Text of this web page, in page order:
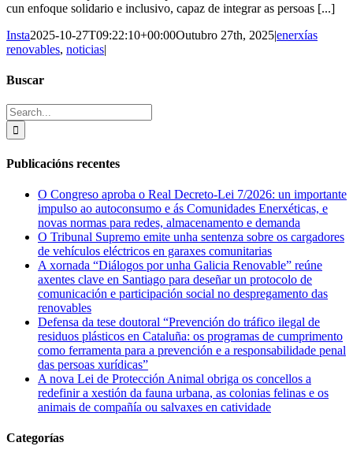
cun enfoque solidario e inclusivo, capaz de integrar as persoas [...]
Insta2025-10-27T09:22:10+00:00Outubro 27th, 2025|enerxías
renovables, noticias|
Buscar
Search
for:
Publicacións recentes
O Congreso aproba o Real Decreto-Lei 7/2026: un importante
impulso ao autoconsumo e ás Comunidades Enerxéticas, e
novas normas para redes, almacenamento e demanda
O Tribunal Supremo emite unha sentenza sobre os cargadores
de vehículos eléctricos en garaxes comunitarias
A xornada “Diálogos por unha Galicia Renovable” reúne
axentes clave en Santiago para deseñar un protocolo de
comunicación e participación social no despregamento das
renovables
Defensa da tese doutoral “Prevención do tráfico ilegal de
residuos plásticos en Cataluña: os programas de cumprimento
como ferramenta para a prevención e a responsabilidade penal
das persoas xurídicas”
A nova Lei de Protección Animal obriga os concellos a
redefinir a xestión da fauna urbana, as colonias felinas e os
animais de compañía ou salvaxes en catividade
Categorías